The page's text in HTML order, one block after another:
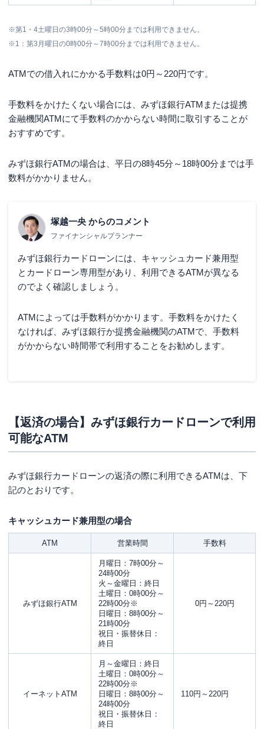
※第1・4土曜日の3時00分～5時00分までは利用できません。
※1：第3月曜日の0時00分～7時00分までは利用できません。
ATMでの借入れにかかる手数料は0円～220円です。
手数料をかけたくない場合には、みずほ銀行ATMまたは提携
金融機関ATMにて手数料のかからない時間に取引することが
おすすめです。
みずほ銀行ATMの場合は、平日の8時45分～18時00分までは手
数料がかかりません。
塚越一央 からのコメント
ファイナンシャルプランナー
みずほ銀行カードローンには、キャッシュカード兼用型
とカードローン専用型があり、利用できるATMが異なる
のでよく確認しましょう。
ATMによっては手数料がかかります。手数料をかけたく
なければ、みずほ銀行か提携金融機関のATMで、手数料
がかからない時間帯で利用することをお勧めします。
【返済の場合】みずほ銀行カードローンで利用
可能なATM
みずほ銀行カードローンの返済の際に利用できるATMは、下
記のとおりです。
キャッシュカード兼用型の場合
ATM 営業時間 手数料
みずほ銀行ATM
月曜日：7時00分～
24時00分
火～金曜日：終日
土曜日：0時00分～
22時00分※
日曜日：8時00分～
21時00分
祝日・振替休日：
終日
0円～220円
イーネットATM
月～金曜日：終日
土曜日：0時00分～
22時00分※
日曜日：8時00分～
24時00分
祝日・振替休日：
終日
110円～220円